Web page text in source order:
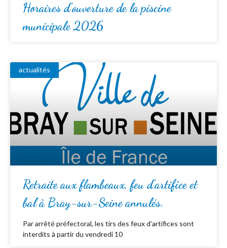
Horaires d’ouverture de la piscine
municipale 2026
actualités
Retraite aux flambeaux, feu d’artifice et
bal à Bray-sur-Seine annulés.
Par arrêté préfectoral, les tirs des feux d’artifices sont
interdits à partir du vendredi 10